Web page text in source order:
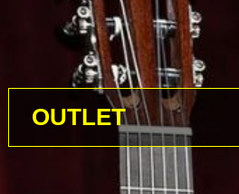
OUTLET